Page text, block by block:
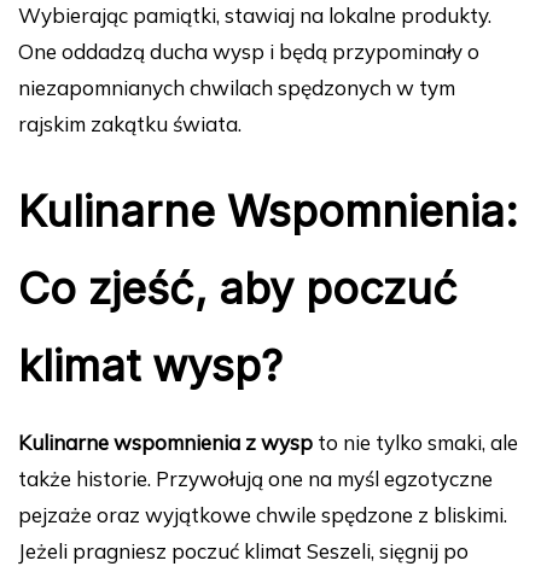
Wybierając pamiątki, stawiaj na lokalne produkty.
One oddadzą ducha wysp i będą przypominały o
niezapomnianych chwilach spędzonych w tym
rajskim zakątku świata.
Kulinarne Wspomnienia:
Co zjeść, aby poczuć
klimat wysp?
Kulinarne wspomnienia z wysp to nie tylko smaki, ale
także historie. Przywołują one na myśl egzotyczne
pejzaże oraz wyjątkowe chwile spędzone z bliskimi.
Jeżeli pragniesz poczuć klimat Seszeli, sięgnij po